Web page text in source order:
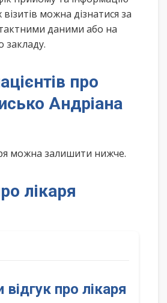
можна дізнатися за
даними або на
закладу.
про
Андріана
можна залишити нижче.
лікаря
про лікаря